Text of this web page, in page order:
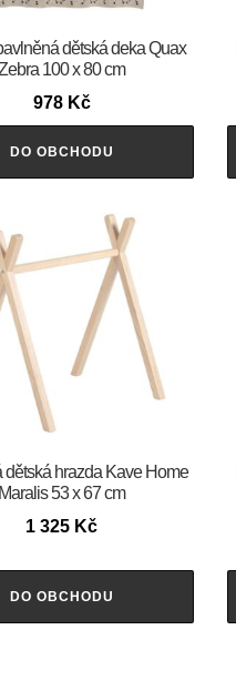
dětská deka Quax
100 x 80 cm
978 Kč
DO OBCHODU
dětská hrazda Kave Home
Maralis 53 x 67 cm
1 325 Kč
DO OBCHODU